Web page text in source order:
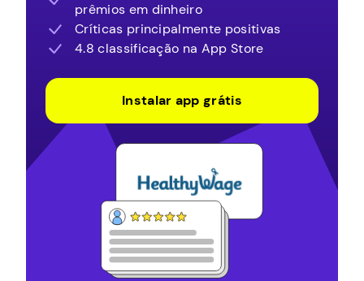
prêmios em dinheiro
Críticas principalmente positivas
4.8 classificação na App Store
Instalar app grátis